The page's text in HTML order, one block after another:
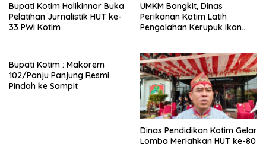
Bupati Kotim Halikinnor Buka
Pelatihan Jurnalistik HUT ke-
33 PWI Kotim
UMKM Bangkit, Dinas
Perikanan Kotim Latih
Pengolahan Kerupuk Ikan
Bupati Kotim : Makorem
102/Panju Panjung Resmi
Pindah ke Sampit
Dinas Pendidikan Kotim Gelar
Lomba Meriahkan HUT ke-80